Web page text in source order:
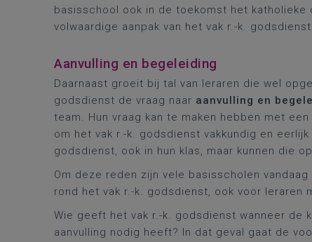
basisschool ook in de toekomst het
volwaardige aanpak van het vak r.-k.
Aanvulling en begeleiding
Daarnaast groeit bij tal van leraren die wel
godsdienst de vraag naar aanvulling en
team. Hun vraag kan te maken hebben met
om het vak r.-k. godsdienst vakkundig en
godsdienst, ook in hun klas, maar kunnen die
Om deze reden zijn vele basisscholen vandaag
rond het vak r.-k. godsdienst, ook voor leraren
Wie geeft het vak r.-k. godsdienst wanneer de
aanvulling nodig heeft? In dat geval gaat de